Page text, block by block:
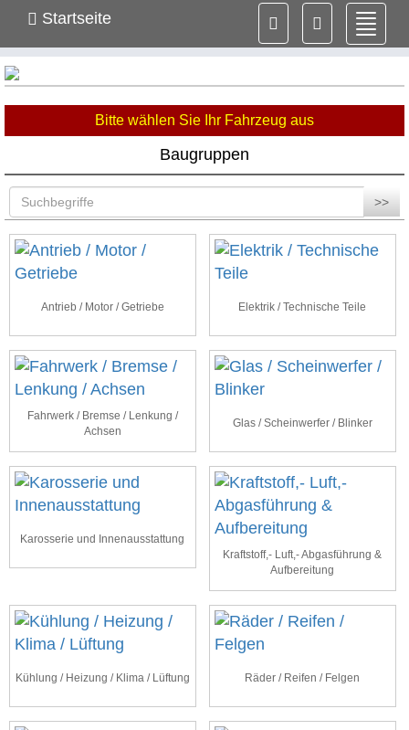
ein-/
Startseite
Bitte wählen Sie Ihr Fahrzeug aus
Baugruppen
>>
Antrieb / Motor / Getriebe Elektrik / Technische Teile
Fahrwerk / Bremse / Lenkung /
Achsen
Glas / Scheinwerfer / Blinker
Karosserie und Innenausstattung
Kraftstoff,- Luft,- Abgasführung &
Aufbereitung
Kühlung / Heizung / Klima / Lüftung Räder / Reifen / Felgen